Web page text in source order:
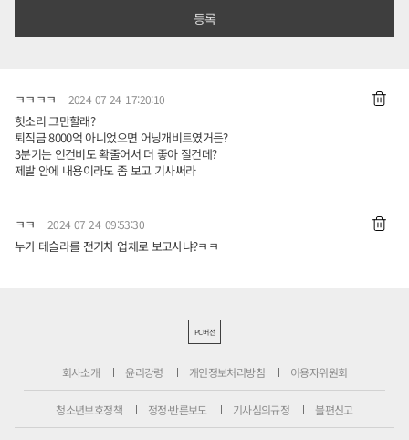
ㅋㅋㅋㅋ 2024-07-24 17:20:10
헛소리 그만할래?
퇴직금 8000억 아니었으면 어닝개비트였거든?
3분기는 인건비도 확줄어서 더 좋아 질건데?
제발 안에 내용이라도 좀 보고 기사써라
ㅋㅋ 2024-07-24 09:53:30
누가 테슬라를 전기차 업체로 보고사냐?ㅋㅋ
PC버전
회사소개 윤리강령 개인정보처리방침 이용자위원회
청소년보호정책 정정·반론보도 기사심의규정 불편신고